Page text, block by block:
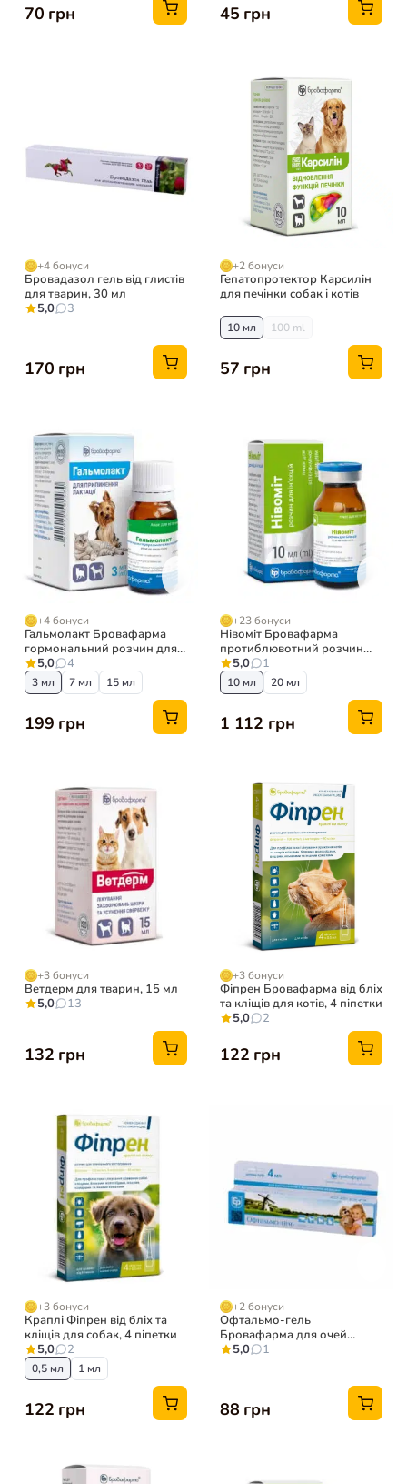
70 грн 45 грн
+4 бонуси
Бровадазол гель від глистів
для тварин, 30 мл
5,0
3
170 грн
+2 бонуси
Гепатопротектор Карсилін
для печінки собак і котів
10 мл 100 ml
57 грн
+4 бонуси
Гальмолакт Бровафарма
гормональний розчин для
тварин
5,0 4
3 мл 7 мл 15 мл
199 грн
+23 бонуси
Нівоміт Бровафарма
протиблювотний розчин
для собак та котів
5,0 1
10 мл 20 мл
1 112 грн
+3 бонуси
Ветдерм для тварин, 15 мл
5,0
13
132 грн
+3 бонуси
Фіпрен Бровафарма від бліх
та кліщів для котів, 4 піпетки
5,0
2
122 грн
+3 бонуси
Краплі Фіпрен від бліх та
кліщів для собак, 4 піпетки
5,0
2
0,5 мл 1 мл
122 грн
+2 бонуси
Офтальмо-гель
Бровафарма для очей
тварин, 4 г
5,0 1
88 грн